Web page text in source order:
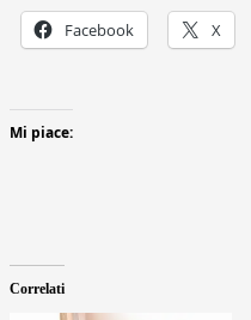
Facebook X
Mi piace:
Correlati